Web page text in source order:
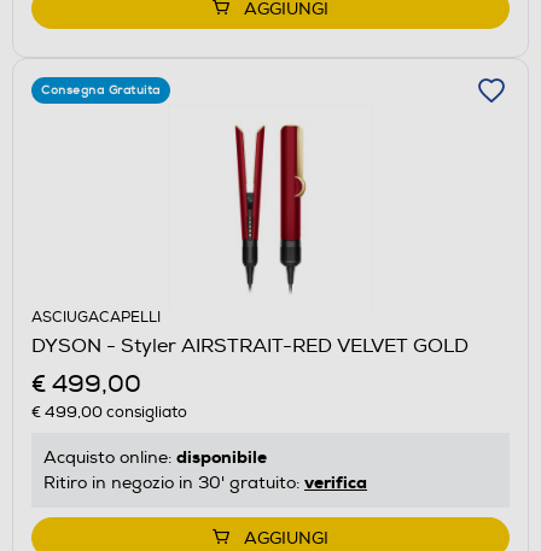
AGGIUNGI
Consegna Gratuita
ASCIUGACAPELLI
DYSON - Styler AIRSTRAIT-RED VELVET GOLD
€ 499,00
€ 499,00consigliato
Acquisto online: disponibile
Ritiro in negozio in 30' gratuito: verifica
AGGIUNGI